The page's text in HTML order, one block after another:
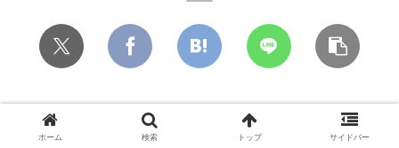
小さなすれ違いが、夫を追い詰めていく
ごめん、ワンルーム住んでる奴って女呼んだときに
ホーム 検索 トップ サイドバー